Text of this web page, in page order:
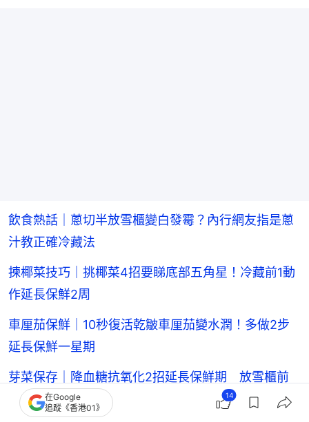
飲食熱話｜蔥切半放雪櫃變白發霉？內行網友指是蔥
汁教正確冷藏法
揀椰菜技巧｜挑椰菜4招要睇底部五角星！冷藏前1動
作延長保鮮2周
車厘茄保鮮｜10秒復活乾皺車厘茄變水潤！多做2步
延長保鮮一星期
芽菜保存｜降血糖抗氧化2招延長保鮮期 放雪櫃前
多做1步可存兩周
在Google
追蹤《香港01》
14